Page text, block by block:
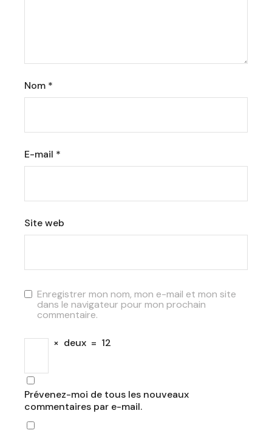
Nom *
E-mail *
Site web
Enregistrer mon nom, mon e-mail et mon site
dans le navigateur pour mon prochain
commentaire.
× deux = 12
Prévenez-moi de tous les nouveaux
commentaires par e-mail.